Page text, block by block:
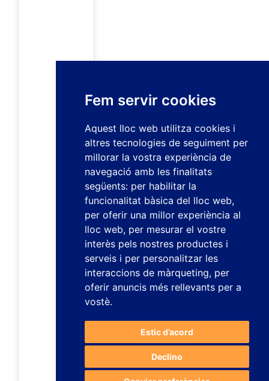
Fem servir cookies
Aquest lloc web utilitza cookies i
altres tecnologies de seguiment per
millorar la vostra experiència de
navegació amb les finalitats
següents: per habilitar la
funcionalitat bàsica del lloc web,
per oferir una millor experiència al
lloc web, per mesurar el vostre
interès pels nostres productes i
serveis i per personalitzar les
interaccions de màrqueting, per
oferir anuncis més rellevants per a
vostè.
Estic d’acord
Declino